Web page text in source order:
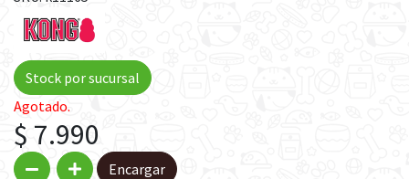
Stock por sucursal
Agotado.
$ 7.990
Encargar